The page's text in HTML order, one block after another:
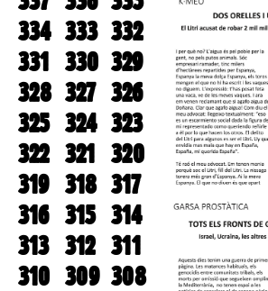
334 333 332
331 330 329
328 327 326
325 324 323
322 321 320
319 318 317
316 315 314
313 312 311
310 309 308